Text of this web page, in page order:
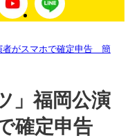
者がスマホで確定申告 簡
」福岡公演
確定申告